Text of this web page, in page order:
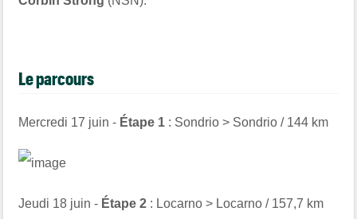
Le parcours
Mercredi 17 juin - Étape 1 : Sondrio > Sondrio / 144 km
Jeudi 18 juin - Étape 2 : Locarno > Locarno / 157,7 km